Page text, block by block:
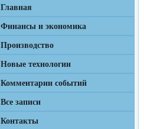
Главная
Финансы и экономика
Производство
Новые технологии
Комментарии событий
Все записи
Контакты